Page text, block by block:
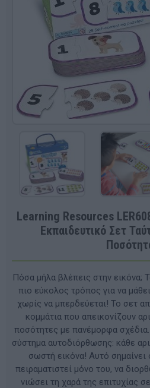
Learning Resources
Εκπαιδευτικό Σετ
Πόσα μήλα βλέπεις στην εικόνα;
πιο εύκολος τρόπος για να
χωρίς να μπερδεύεται! Το σετ
κομμάτια που απεικονίζουν
ποσότητες με πανέμορφα
σύστημα αυτοδιόρθωσης: κάθε
σωστή εικόνα! Αυτό σημαίνει
πειραματιστεί μόνο του, να
νιώσει τη χαρά της επιτυχίας